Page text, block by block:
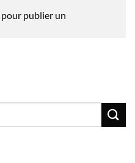
pour publier un